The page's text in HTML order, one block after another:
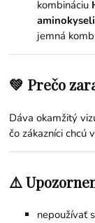
kombináciu
jemná
💚 Prečo
Dáva okamžitý
čo zákazníci chcú
⚠️
nepoužívať